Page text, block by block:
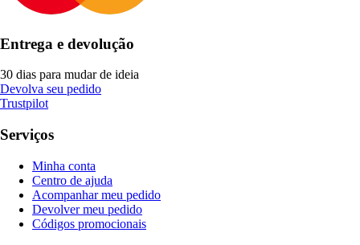
Entrega e devolução
30 dias para mudar de ideia
Devolva seu pedido
Trustpilot
Serviços
Minha conta
Centro de ajuda
Acompanhar meu pedido
Devolver meu pedido
Códigos promocionais